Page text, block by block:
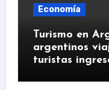
Economía
Turismo en
argentinos
turistas